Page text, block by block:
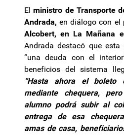
El ministro de Transporte
Andrada, en diálogo con el
Alcobert, en La Mañana
Andrada destacó que esta
“una deuda con el
beneficios del sistema
“Hasta ahora el boleto
mediante chequera,
alumno podrá subir al
entrega de esa
amas de casa,